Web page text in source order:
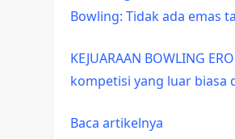
Bowling: Tidak ada emas
KEJUARAAN BOWLING
kompetisi yang luar biasa
Baca artikelnya